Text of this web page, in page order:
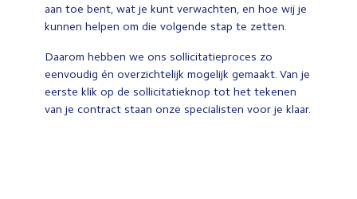
aan toe bent, wat je kunt verwachten, en hoe wij je
kunnen helpen om die volgende stap te zetten.
Daarom hebben we ons sollicitatieproces zo
eenvoudig én overzichtelijk mogelijk gemaakt. Van je
eerste klik op de sollicitatieknop tot het tekenen
van je contract staan onze specialisten voor je klaar.